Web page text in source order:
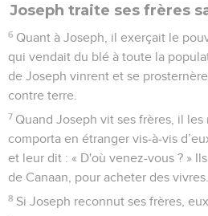
Joseph traite ses frères
6 Quant à Joseph, il exerçait le
qui vendait du blé à toute la
de Joseph vinrent et se
contre terre.
7 Quand Joseph vit ses frères, il
comporta en étranger vis-à-vis
et leur dit : « D'où venez-vous ? »
de Canaan, pour acheter des
8 Si Joseph reconnut ses frères,